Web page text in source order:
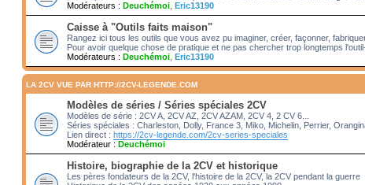
Modérateurs : Deuchémoi, Eric13190
Caisse à "Outils faits maison"
Rangez ici tous les outils que vous avez pu imaginer, créer, façonner, fabriquer
Pour avoir quelque chose de pratique et ne pas chercher trop longtemps
Modérateurs : Deuchémoi, Eric13190
LA 2CV VUE PAR HTTP://2CV-LEGENDE.COM
Modèles de séries / Séries spéciales 2CV
Modèles de série : 2CV A, 2CV AZ, 2CV AZAM, 2CV 4, 2 CV 6...
Séries spéciales : Charleston, Dolly, France 3, Miko, Michelin, Perrier,
Lien direct : https://2cv-legende.com/2cv-series-speciales
Modérateur : Deuchémoi
Histoire, biographie de la 2CV et historique
Les pères fondateurs de la 2CV, l'histoire de la 2CV, la 2CV pendant la guerre